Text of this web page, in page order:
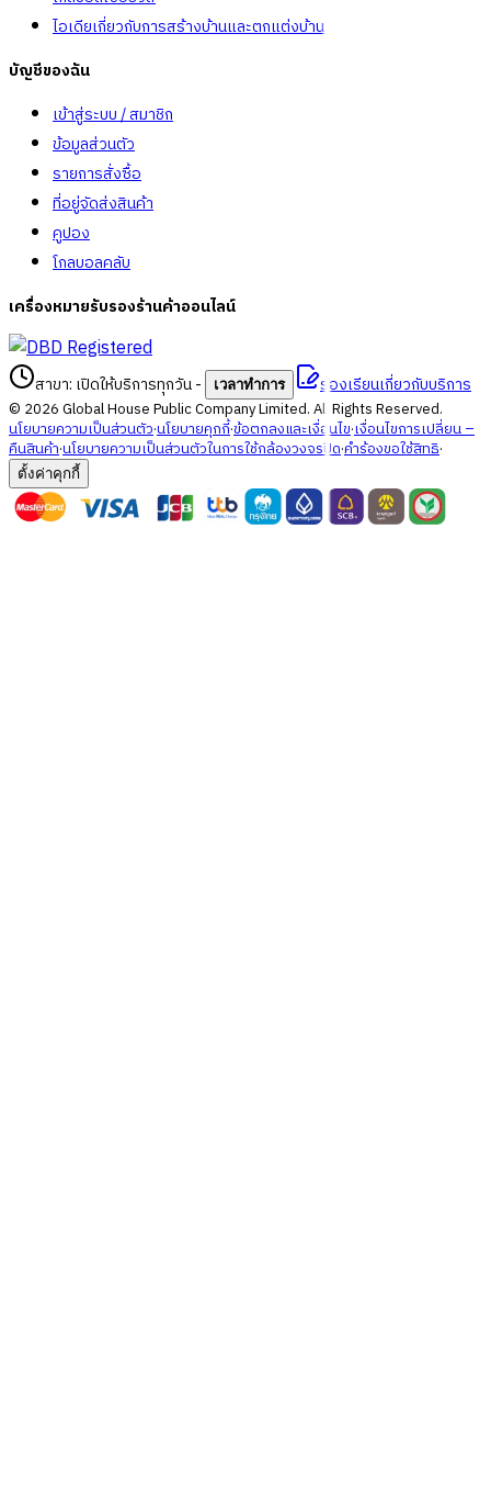
ไอเดียเกี่ยวกับการสร้างบ้านและตกแต่งบ้าน
บัญชีของฉัน
เข้าสู่ระบบ / สมาชิก
ข้อมูลส่วนตัว
รายการสั่งซื้อ
ที่อยู่จัดส่งสินค้า
คูปอง
โกลบอลคลับ
เครื่องหมายรับรองร้านค้าออนไลน์
สาขา: เปิดให้บริการทุกวัน- เวลาทำการ ร้องเรียนเกี่ยวกับบริการ
© 2026Global House Public Company Limited. All Rights Reserved.
นโยบายความเป็นส่วนตัว·นโยบายคุกกี้·ข้อตกลงและเงื่อนไข·เงื่อนไขการเปลี่ยน –
คืนสินค้า·นโยบายความเป็นส่วนตัวในการใช้กล้องวงจรปิด·คำร้องขอใช้สิทธิ·
ตั้งค่าคุกกี้